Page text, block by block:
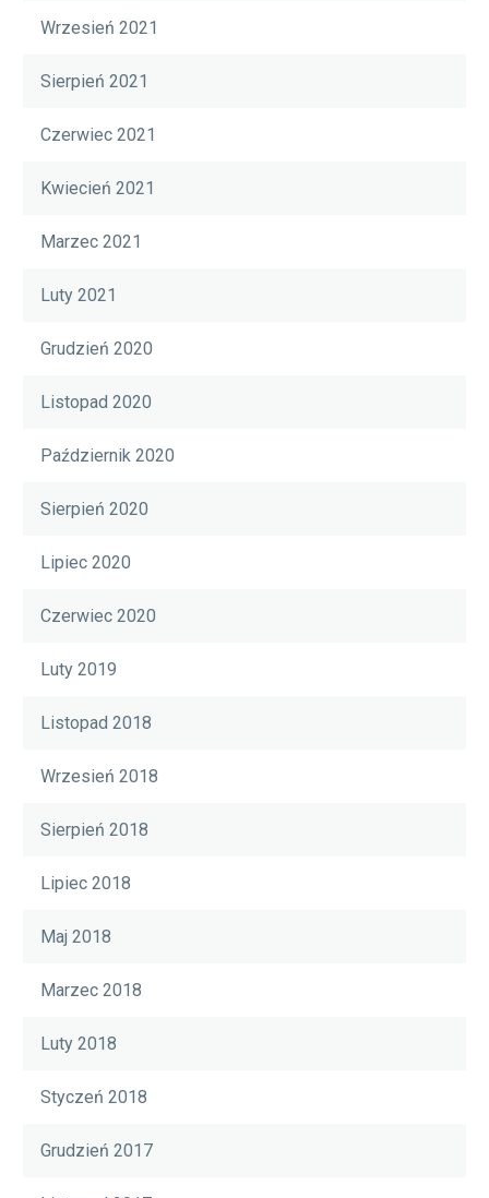
Wrzesień 2021
Sierpień 2021
Czerwiec 2021
Kwiecień 2021
Marzec 2021
Luty 2021
Grudzień 2020
Listopad 2020
Październik 2020
Sierpień 2020
Lipiec 2020
Czerwiec 2020
Luty 2019
Listopad 2018
Wrzesień 2018
Sierpień 2018
Lipiec 2018
Maj 2018
Marzec 2018
Luty 2018
Styczeń 2018
Grudzień 2017